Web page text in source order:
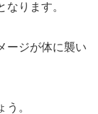
ります。
ージが体に襲い
。